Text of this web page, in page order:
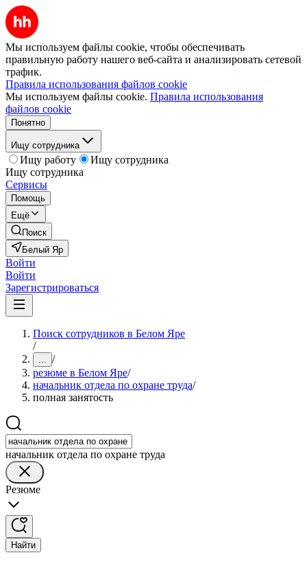
Мы используем файлы cookie, чтобы обеспечивать
правильную работу нашего веб-сайта и анализировать сетевой
трафик.
Правила использования файлов cookie
Мы используем файлы cookie. Правила использования
файлов cookie
Понятно
Ищу сотрудника
Ищу работу
Ищу сотрудника
Ищу сотрудника
Сервисы
Помощь
Ещё
Поиск
Белый Яр
Войти
Войти
Зарегистрироваться
Поиск сотрудников в Белом Яре
/
... /
резюме в Белом Яре/
начальник отдела по охране труда/
полная занятость
начальник отдела по охране труда
Резюме
Найти